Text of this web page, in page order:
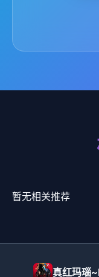
暂无相关推荐
真红玛瑙